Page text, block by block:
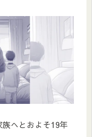
へとおよそ19年